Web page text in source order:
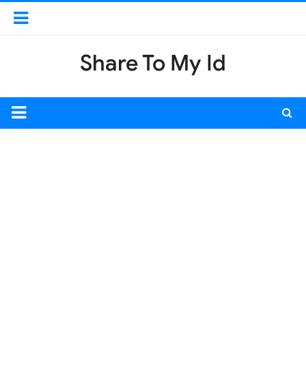
Share To My Id